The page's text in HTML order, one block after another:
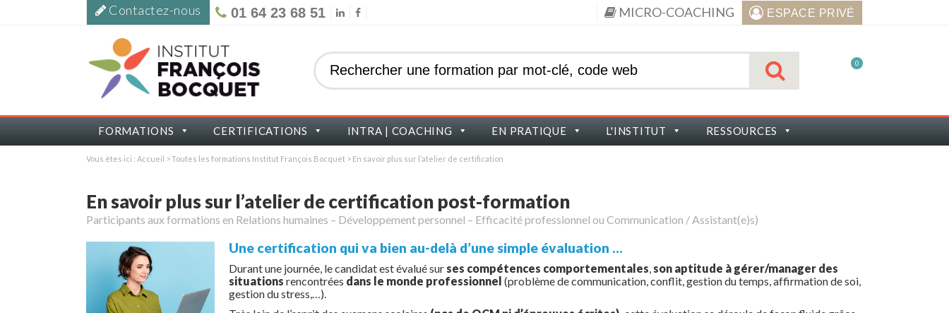
Contactez-nous 01 64 23 68 51 MICRO-COACHING ESPACE PRIVÉ
0
FORMATIONS CERTIFICATIONS INTRA | COACHING EN PRATIQUE L'INSTITUT RESSOURCES
Vous êtes ici : Accueil >Toutes les formations Institut François Bocquet > En savoir plus sur l’atelier de certification
En savoir plus sur l’atelier de certification post-formation
Participants aux formations en Relations humaines – Développement personnel – Efficacité professionnel ou Communication / Assistant(e)s)
Une certification qui va bien au-delà d’une simple évaluation …
Durant une journée, le candidat est évalué sur ses compétences comportementales, son aptitude à gérer/manager des
situations rencontrées dans le monde professionnel (problème de communication, conflit, gestion du temps, affirmation de soi,
gestion du stress,…).